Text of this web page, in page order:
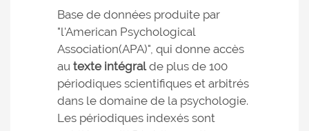
Base de données produite par
"l'American Psychological
Association(APA)", qui donne accès
au texte intégralde plus de 100
périodiques scientifiques et arbitrés
dans le domaine de la psychologie.
Les périodiques indexés sont